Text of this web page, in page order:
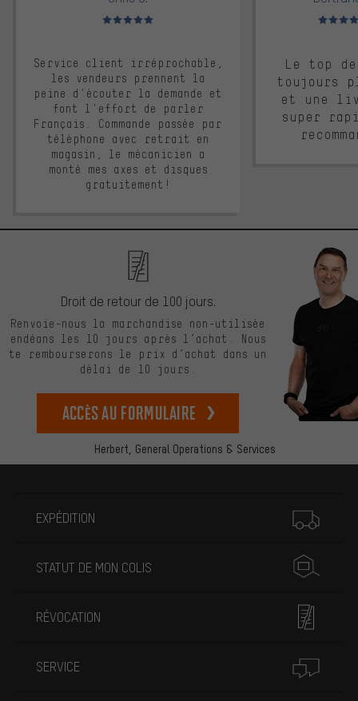
Note moyenne : 5 sur 5
Service client irréprochable,
les vendeurs prennent la
peine d'écouter la demande et
font l'effort de parler
Français. Commande passée par
téléphone avec retrait en
magasin, le mécanicien a
monté mes axes et disques
gratuitement!
Note
Le top
toujours
et une
super
Herbert, General Operations & Services
Droit de retour de 100 jours.
Renvoie-nous la marchandise non-utilisée
endéans les 10 jours après l’achat. Nous
te rembourserons le prix d’achat dans un
délai de 10 jours.
Accès au formulaire
EXPÉDITION
STATUT DE MON COLIS
RÉVOCATION
SERVICE